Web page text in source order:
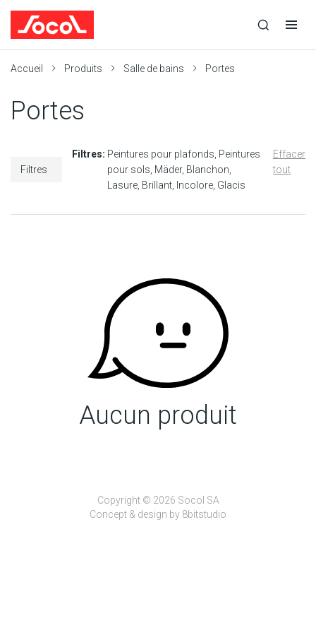
recherche
recherche
navigation
Accueil Produits Salle de bains Portes
Portes
Filtres
Filtres: Peintures pour plafonds Peintures
pour sols Mäder Blanchon
Lasure Brillant Incolore Glacis
Effacer
tout
Aucun produit
Copyright © 2026 Socol SA
Concept & design by 8bitstudio